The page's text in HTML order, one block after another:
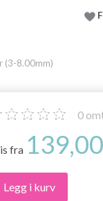
(3-8.00mm)
0
fra
Legg i kurv